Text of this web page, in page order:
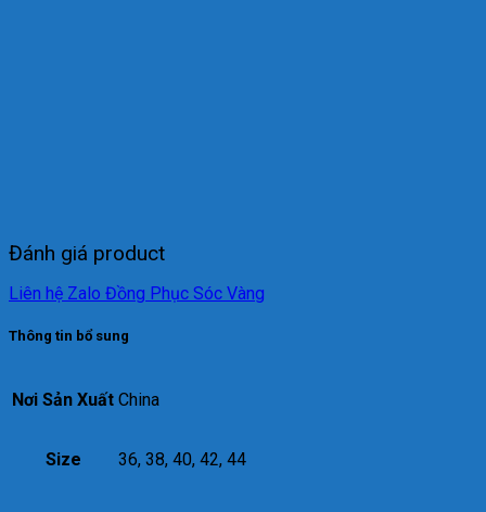
Đánh giá product
Liên hệ Zalo Đồng Phục Sóc Vàng
Thông tin bổ sung
Nơi Sản Xuất China
Size 36, 38, 40, 42, 44